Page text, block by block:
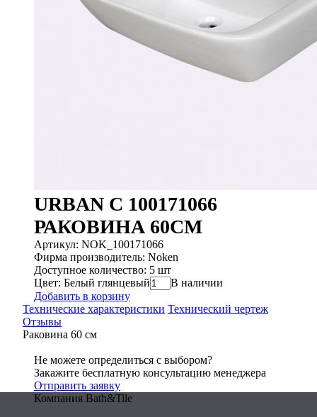
URBAN C 100171066
РАКОВИНА 60CM
Артикул: NOK_100171066
Фирма производитель: Noken
Доступное количество: 5 шт
Цвет: Белый глянцевый
В наличии
Добавить в корзину
Технические характеристики Технический чертеж
Отзывы
Раковина 60 см
Не можете определиться с выбором?
Закажите бесплатную консультацию менеджера
Отправить заявку
Компания Bath&Tile